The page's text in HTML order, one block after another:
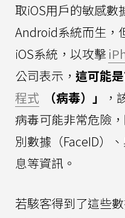
取iOS用戶的敏感數
Android系統而生，
iOS系統，以攻擊
公司表示， 這可能
程式
（病毒）」
，
病毒可能非常危險
別數據（FaceID）
息等資訊。
若駭客得到了這些